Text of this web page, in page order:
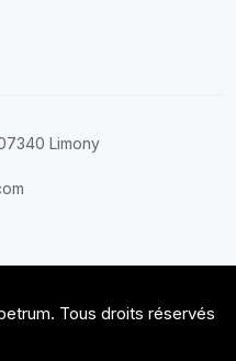
Limony
Tous droits réservés